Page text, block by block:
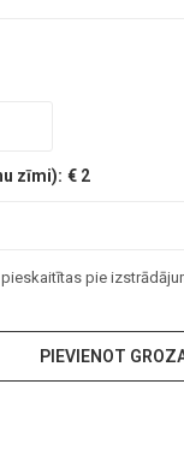
zīmi): € 2
pie
PIEVIENOT